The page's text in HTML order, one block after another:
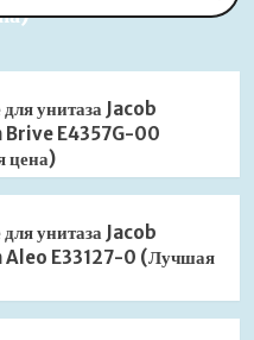
унитаза Jacob
Brive E4357G-00
цена)
унитаза Jacob
Aleo E33127-0 (Лучшая